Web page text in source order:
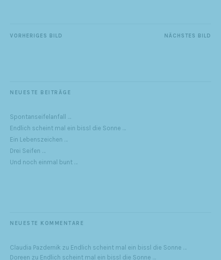
NÄCHSTES BILD
VORHERIGES BILD
NEUESTE BEITRÄGE
Spontanseifelanfall …
Endlich scheint mal ein bissl die Sonne …
Ein Lebenszeichen …
Drei Seifen …
Und noch einmal bunt …
NEUESTE KOMMENTARE
Claudia Pazdernik zu Endlich scheint mal ein bissl die Sonne …
Doreen zu Endlich scheint mal ein bissl die Sonne …